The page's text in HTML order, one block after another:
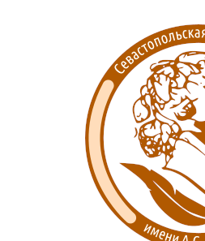
имени А. С. Пушкина